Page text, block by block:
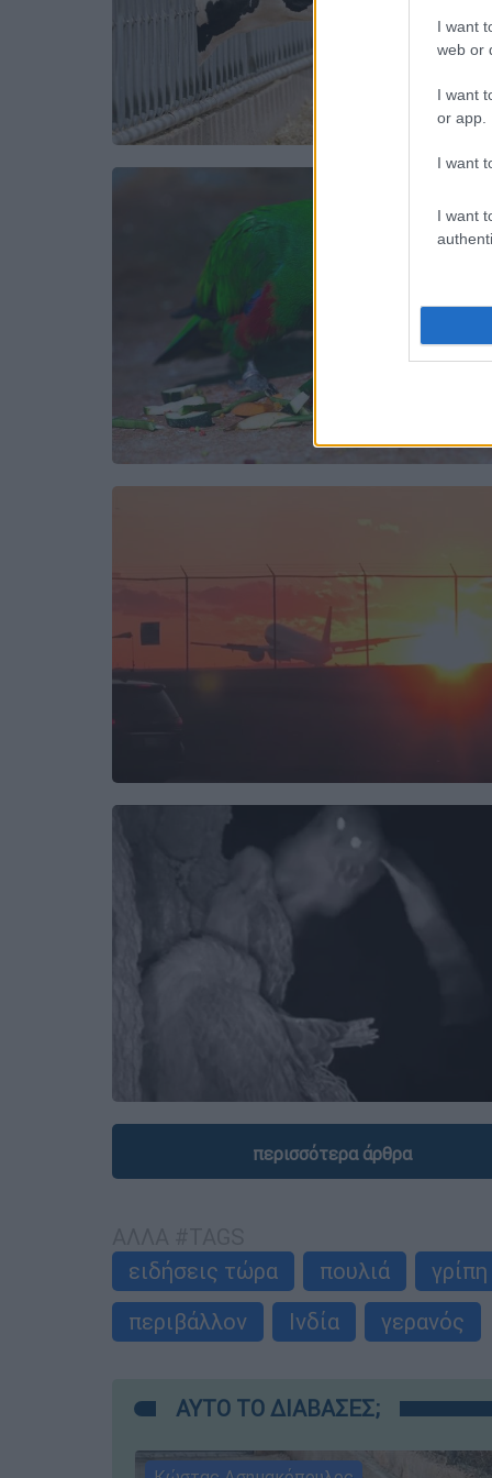
I want
web or
I want
or app.
I want
I want
περισσότερα άρθρα
ειδήσεις τώρα
πουλιά γρίπη
περιβάλλον
Ινδία γερανός
ΑΥΤΟ ΤΟ ΔΙΑΒΑΣΕΣ;